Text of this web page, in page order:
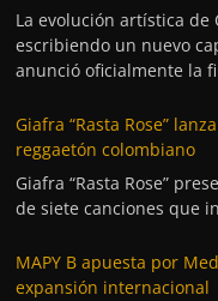
La evolución artística de
escribiendo un nuevo
anunció oficialmente la
Giafra “Rasta Rose”
reggaetón colombiano
Giafra “Rasta Rose”
de siete canciones que
MAPY B apuesta por
expansión internacional